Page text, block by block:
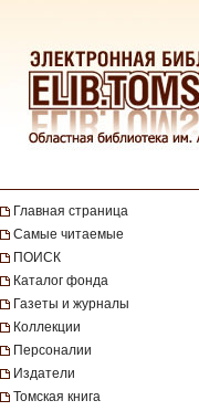
Главная страница
Самые читаемые
ПОИСК
Каталог фонда
Газеты и журналы
Коллекции
Персоналии
Издатели
Томская книга